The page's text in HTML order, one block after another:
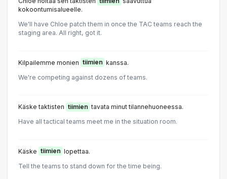
kokoontumisalueelle.
We'll have Chloe patch them in once the TAC teams reach the
staging area. All right, got it.
Kilpailemme monien tiimien kanssa.
We're competing against dozens of teams.
Käske taktisten tiimien tavata minut tilannehuoneessa.
Have all tactical teams meet me in the situation room.
Käske tiimien lopettaa.
Tell the teams to stand down for the time being.